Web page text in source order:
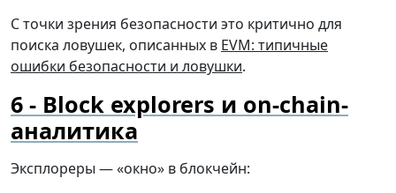
С точки зрения безопасности это критично для
поиска ловушек, описанных в EVM: типичные
ошибки безопасности и ловушки.
Block explorers и on-chain-
аналитика
Эксплореры — «окно» в блокчейн: